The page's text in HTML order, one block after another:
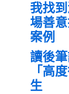
我找
場善
案例
讀後
「高
生